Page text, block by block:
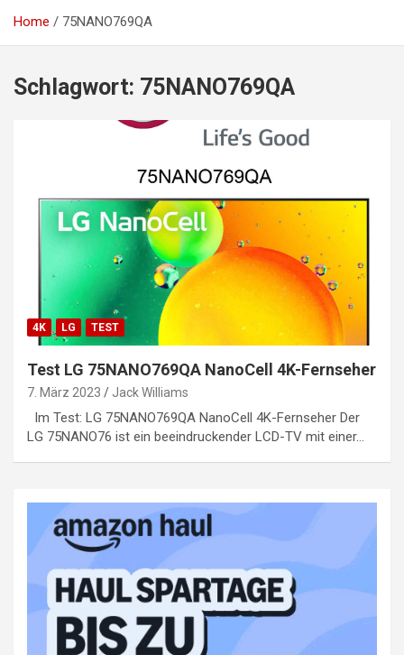
Home 75NANO769QA
Schlagwort: 75NANO769QA
4K LG TEST
Test LG 75NANO769QA NanoCell 4K-Fernseher
7. März 2023 Jack Williams
Im Test: LG 75NANO769QA NanoCell 4K-Fernseher Der
LG 75NANO76 ist ein beeindruckender LCD-TV mit einer…